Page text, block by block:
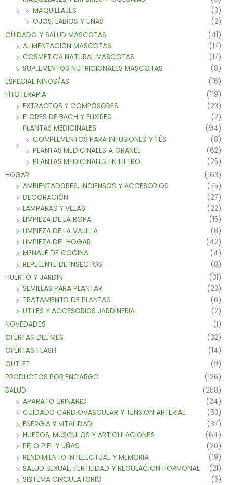
MAQUILLAJES
(3)
OJOS, LABIOS Y UÑAS
(2)
CUIDADO Y SALUD MASCOTAS
(41)
ALIMENTACION MASCOTAS
(17)
COSMETICA NATURAL MASCOTAS
(17)
SUPLEMENTOS NUTRICIONALES MASCOTAS
(8)
ESPECIAL NIÑOS/AS
(16)
FITOTERAPIA
(119)
EXTRACTOS Y COMPOSORES
(23)
FLORES DE BACH Y ELIXIRES
(2)
PLANTAS MEDICINALES
(94)
COMPLEMENTOS PARA INFUSIONES Y TÉS
(8)
PLANTAS MEDICINALES A GRANEL
(62)
PLANTAS MEDICINALES EN FILTRO
(25)
HOGAR
(163)
AMBIENTADORES, INCIENSOS Y ACCESORIOS
(75)
DECORACIÓN
(27)
LAMPARAS Y VELAS
(22)
LIMPIEZA DE LA ROPA
(15)
LIMPIEZA DE LA VAJILLA
(8)
LIMPIEZA DEL HOGAR
(42)
MENAJE DE COCINA
(4)
REPELENTE DE INSECTOS
(8)
HUERTO Y JARDIN
(31)
SEMILLAS PARA PLANTAR
(23)
TRATAMIENTO DE PLANTAS
(6)
UTILES Y ACCESORIOS JARDINERIA
(2)
NOVEDADES
(1)
OFERTAS DEL MES
(32)
OFERTAS FLASH
(14)
OUTLET
(9)
PRODUCTOS POR ENCARGO
(126)
SALUD
(258)
APARATO URINARIO
(24)
CUIDADO CARDIOVASCULAR Y TENSION ARTERIAL
(53)
ENERGIA Y VITALIDAD
(37)
HUESOS, MUSCULOS Y ARTICULACIONES
(64)
PELO PIEL Y UÑAS
(20)
RENDIMIENTO INTELECTUAL Y MEMORIA
(19)
SALUD SEXUAL, FERTILIDAD Y REGULACION HORMONAL
(21)
SISTEMA CIRCULATORIO
(5)